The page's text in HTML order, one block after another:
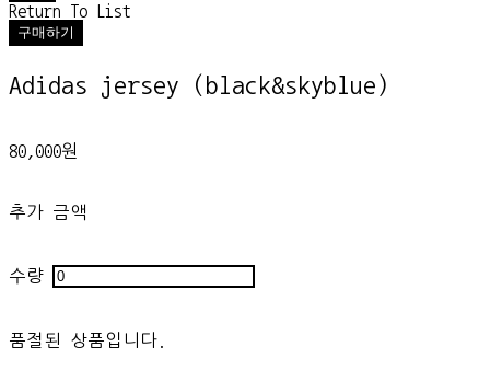
Return To List
구매하기
Adidas jersey (black&skyblue)
80,000원
추가 금액
수량
품절된 상품입니다.